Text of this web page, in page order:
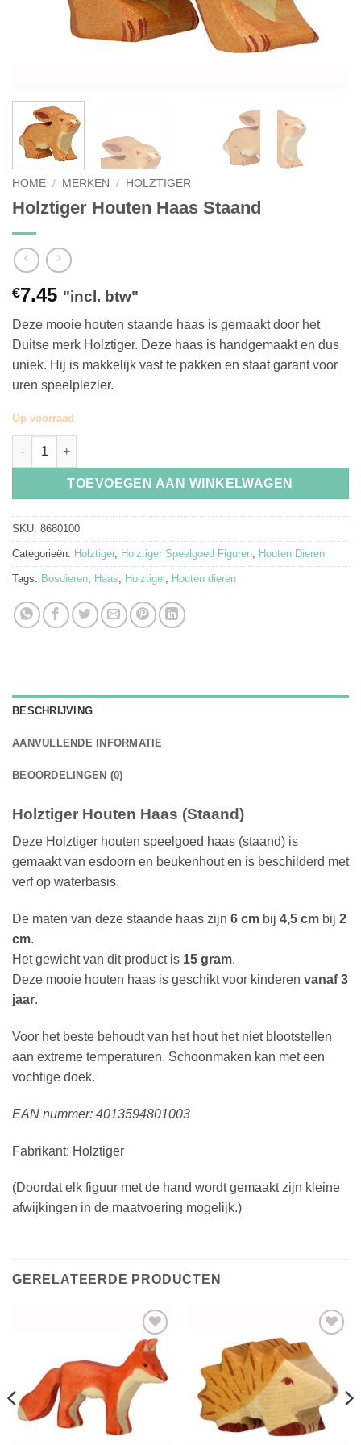
HOME / MERKEN / HOLZTIGER
Holztiger Houten Haas Staand
€7.45 "incl. btw"
Deze mooie houten staande haas is gemaakt door het
Duitse merk Holztiger. Deze haas is handgemaakt en dus
uniek. Hij is makkelijk vast te pakken en staat garant voor
uren speelplezier.
Op voorraad
Holztiger Houten Haas Staand aantal
TOEVOEGEN AAN WINKELWAGEN
SKU: 8680100
Categorieën: Holztiger, Holztiger Speelgoed Figuren Houten Dieren
Tags: Bosdieren Haas Holztiger, Houten dieren
BESCHRIJVING
AANVULLENDE INFORMATIE
BEOORDELINGEN (0)
Holztiger Houten Haas (Staand)
Deze Holztiger houten speelgoed haas (staand) is
gemaakt van esdoorn en beukenhout en is beschilderd met
verf op waterbasis.
De maten van deze staande haas zijn 6 cm bij 4,5 cm bij 2
cm.
Het gewicht van dit product is 15 gram.
Deze mooie houten haas is geschikt voor kinderen vanaf 3
jaar.
Voor het beste behoudt van het hout het niet blootstellen
aan extreme temperaturen. Schoonmaken kan met een
vochtige doek.
EAN nummer: 4013594801003
Fabrikant: Holztiger
(Doordat elk figuur met de hand wordt gemaakt zijn kleine
afwijkingen in de maatvoering mogelijk.)
GERELATEERDE PRODUCTEN
Toevoegen
aan
verlanglijst
Toevoegen
aan
verlanglijst